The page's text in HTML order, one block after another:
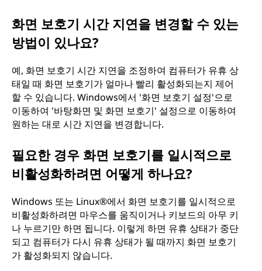
화면 보호기 시간 지연을 변경할 수 있는
방법이 있나요?
예, 화면 보호기 시간 지연을 조정하여 컴퓨터가 유휴 상
태일 때 화면 보호기가 얼마나 빨리 활성화되는지 제어
할 수 있습니다. Windows에서 '화면 보호기 설정'으로
이동하여 '바탕화면 및 화면 보호기' 설정으로 이동하여
원하는 대로 시간 지연을 변경합니다.
필요한 경우 화면 보호기를 일시적으로
비활성화하려면 어떻게 하나요?
Windows 또는 Linux®에서 화면 보호기를 일시적으로
비활성화하려면 마우스를 움직이거나 키보드의 아무 키
나 누르기만 하면 됩니다. 이렇게 하면 유휴 상태가 중단
되고 컴퓨터가 다시 유휴 상태가 될 때까지 화면 보호기
가 활성화되지 않습니다.